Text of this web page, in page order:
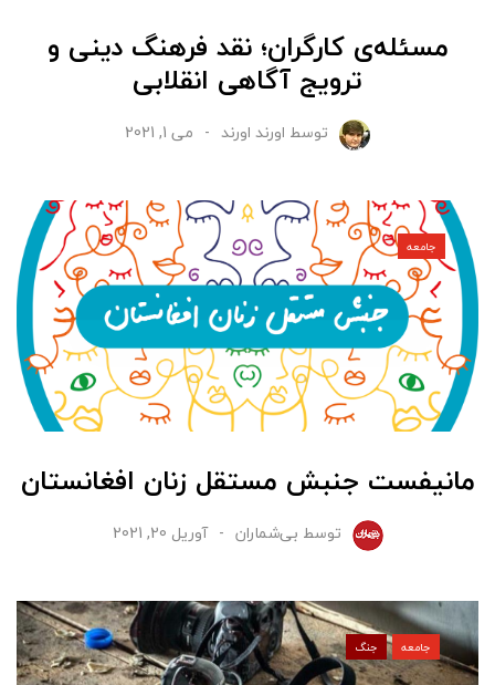
مسئله‌ی کارگران؛ نقد فرهنگ دینی و
ترویج آگاهی انقلابی
توسط اورند اورند می 1, 2021
جامعه
مانیفست جنبش مستقل زنان افغانستان
توسط بی‌شماران آوریل 20, 2021
جامعه جنگ